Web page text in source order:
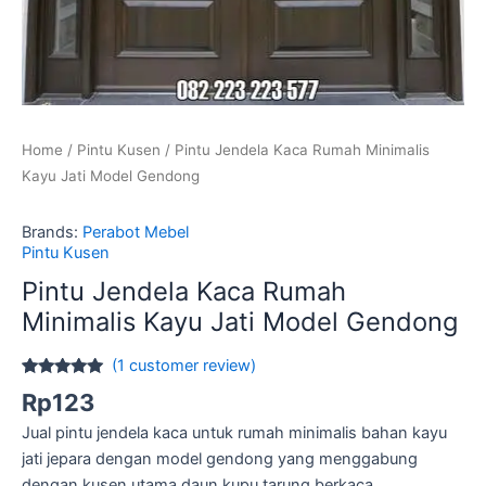
Home / Pintu Kusen / Pintu Jendela Kaca Rumah Minimalis
Kayu Jati Model Gendong
Brands: Perabot Mebel
Pintu Kusen
Pintu Jendela Kaca Rumah
Minimalis Kayu Jati Model Gendong
out of 5
based on
customer
rating
(1 customer review)
Rp123
Jual pintu jendela kaca untuk rumah minimalis bahan kayu
jati jepara dengan model gendong yang menggabung